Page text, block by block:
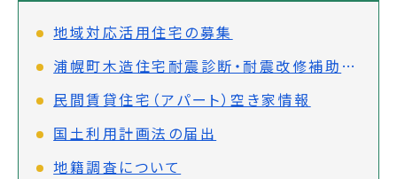
地域対応活用住宅の募集
浦幌町木造住宅耐震診断・耐震改修補助金制度について
民間賃貸住宅（アパート）空き家情報
国土利用計画法の届出
地籍調査について